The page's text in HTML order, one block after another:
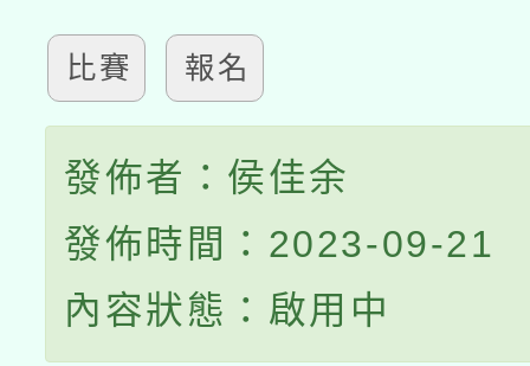
比賽 報名
發佈者：侯佳余
發佈時間：2023-09-21
內容狀態：啟用中